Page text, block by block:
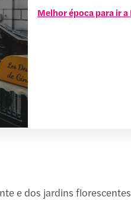
Melhor época para ir a
e dos jardins